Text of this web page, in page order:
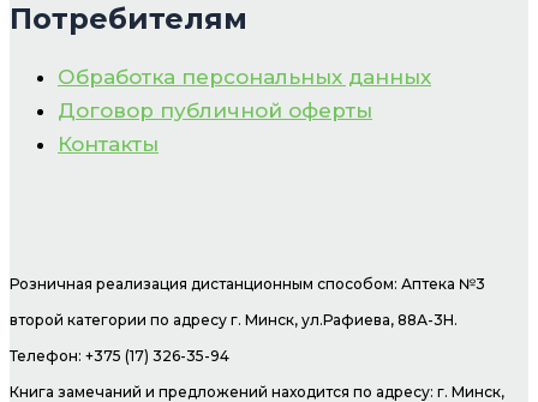
Потребителям
Обработка персональных данных
Договор публичной оферты
Контакты
Розничная реализация дистанционным способом: Аптека №3
второй категории по адресу г. Минск, ул.Рафиева, 88А-3Н.
Телефон: +375 (17) 326-35-94
Книга замечаний и предложений находится по адресу: г. Минск,